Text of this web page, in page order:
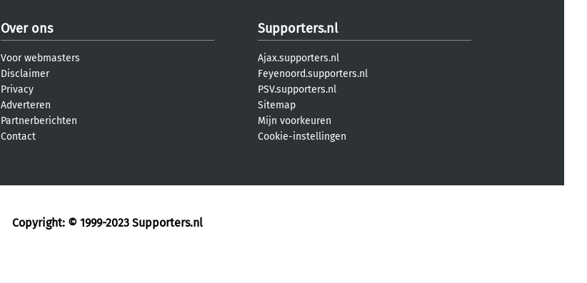
Over ons
Voor webmasters
Disclaimer
Privacy
Adverteren
Partnerberichten
Contact
Supporters.nl
Ajax.supporters.nl
Feyenoord.supporters.nl
PSV.supporters.nl
Sitemap
Mijn voorkeuren
Cookie-instellingen
Copyright: © 1999-2023 Supporters.nl